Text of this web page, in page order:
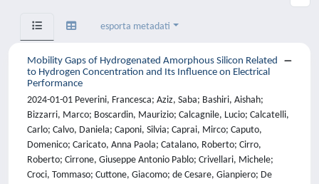
esporta metadati
Mobility Gaps of Hydrogenated Amorphous Silicon Related
to Hydrogen Concentration and Its Influence on Electrical
Performance
2024-01-01 Peverini, Francesca; Aziz, Saba; Bashiri, Aishah;
Bizzarri, Marco; Boscardin, Maurizio; Calcagnile, Lucio; Calcatelli,
Carlo; Calvo, Daniela; Caponi, Silvia; Caprai, Mirco; Caputo,
Domenico; Caricato, Anna Paola; Catalano, Roberto; Cirro,
Roberto; Cirrone, Giuseppe Antonio Pablo; Crivellari, Michele;
Croci, Tommaso; Cuttone, Giacomo; de Cesare, Gianpiero; De